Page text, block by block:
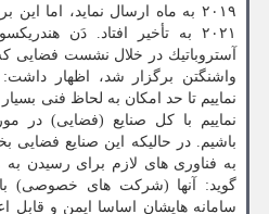
۲۰۲۱ به تأخیر افتاد. دَن
واشنگتن برگزار شد، اظهار
نماییم تا حد امكان به لحاظ فنی
نماییم با كل صنایع (فضایی) در
باشیم. در حالیكه این صنایع
به فناوری های لازم برای رسیدن به
گوید: آنها (شركت های خصوصی)
سامانه هایشان اساسا ایمن و قابل